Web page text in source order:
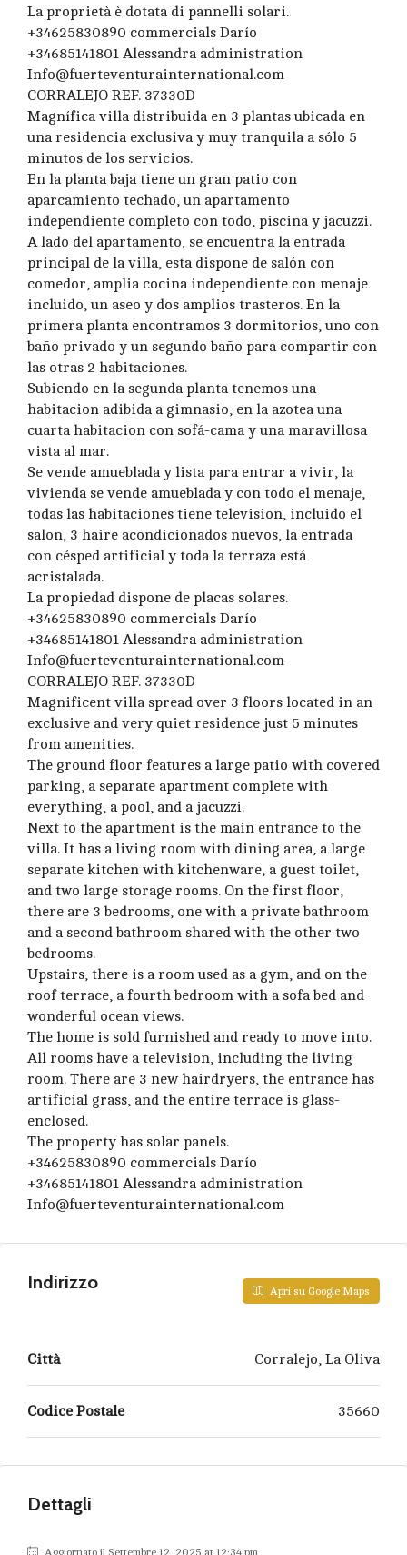
La proprietà è dotata di pannelli solari.
+34625830890 commercials Darío
+34685141801 Alessandra administration
Info@fuerteventurainternational.com
CORRALEJO REF. 37330D
Magnífica villa distribuida en 3 plantas ubicada en
una residencia exclusiva y muy tranquila a sólo 5
minutos de los servicios.
En la planta baja tiene un gran patio con
aparcamiento techado, un apartamento
independiente completo con todo, piscina y jacuzzi.
A lado del apartamento, se encuentra la entrada
principal de la villa, esta dispone de salón con
comedor, amplia cocina independiente con menaje
incluido, un aseo y dos amplios trasteros. En la
primera planta encontramos 3 dormitorios, uno con
baño privado y un segundo baño para compartir con
las otras 2 habitaciones.
Subiendo en la segunda planta tenemos una
habitacion adibida a gimnasio, en la azotea una
cuarta habitacion con sofá-cama y una maravillosa
vista al mar.
Se vende amueblada y lista para entrar a vivir, la
vivienda se vende amueblada y con todo el menaje,
todas las habitaciones tiene television, incluido el
salon, 3 haire acondicionados nuevos, la entrada
con césped artificial y toda la terraza está
acristalada.
La propiedad dispone de placas solares.
+34625830890 commercials Darío
+34685141801 Alessandra administration
Info@fuerteventurainternational.com
CORRALEJO REF. 37330D
Magnificent villa spread over 3 floors located in an
exclusive and very quiet residence just 5 minutes
from amenities.
The ground floor features a large patio with covered
parking, a separate apartment complete with
everything, a pool, and a jacuzzi.
Next to the apartment is the main entrance to the
villa. It has a living room with dining area, a large
separate kitchen with kitchenware, a guest toilet,
and two large storage rooms. On the first floor,
there are 3 bedrooms, one with a private bathroom
and a second bathroom shared with the other two
bedrooms.
Upstairs, there is a room used as a gym, and on the
roof terrace, a fourth bedroom with a sofa bed and
wonderful ocean views.
The home is sold furnished and ready to move into.
All rooms have a television, including the living
room. There are 3 new hairdryers, the entrance has
artificial grass, and the entire terrace is glass-
enclosed.
The property has solar panels.
+34625830890 commercials Darío
+34685141801 Alessandra administration
Info@fuerteventurainternational.com
Indirizzo Apri su Google Maps
Città Corralejo, La Oliva
Codice Postale 35660
Dettagli
Aggiornato il Settembre 12, 2025 at 12:34 pm